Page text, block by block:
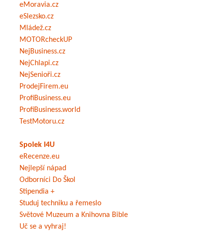
eMoravia.cz
eSlezsko.cz
Mládež.cz
MOTORcheckUP
NejBusiness.cz
NejChlapi.cz
NejSenioři.cz
ProdejFirem.eu
ProfiBusiness.eu
ProfiBusiness.world
TestMotoru.cz
Spolek I4U
eRecenze.eu
Nejlepší nápad
Odborníci Do Škol
Stipendia +
Studuj techniku a řemeslo
Světové Muzeum a Knihovna Bible
Uč se a vyhraj!